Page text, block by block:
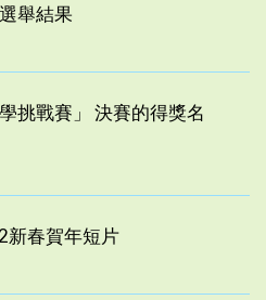
舉結果
挑戰賽」 決賽的得獎名
新春賀年短片